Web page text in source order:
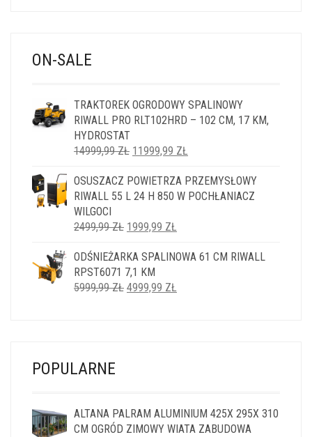
ON-SALE
TRAKTOREK OGRODOWY SPALINOWY
RIWALL PRO RLT102HRD – 102 CM, 17 KM,
HYDROSTAT
14999,99ZŁ PIERWOTNA
WYNOSIŁA:
14999,99 ZŁ.
11999,99 ZŁ
WYNOSI:
11999,99 ZŁ.
OSUSZACZ POWIETRZA PRZEMYSŁOWY
RIWALL 55 L 24 H 850 W POCHŁANIACZ
WILGOCI
2499,99ZŁ PIERWOTNA
WYNOSIŁA:
2499,99 ZŁ.
1999,99 ZŁ
WYNOSI:
ODŚNIEŻARKA SPALINOWA 61 CM RIWALL
RPST6071 7,1 KM
5999,99ZŁ PIERWOTNA
4999,99 ZŁ
POPULARNE
ALTANA PALRAM ALUMINIUM 425X 295X 310
CM OGRÓD ZIMOWY WIATA ZABUDOWA